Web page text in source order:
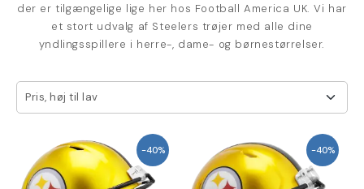
der er tilgængelige lige her hos Football America UK. Vi har
et stort udvalg af Steelers trøjer med alle dine
yndlingsspillere i herre-, dame- og børnestørrelser.
Pris, høj til lav
-40% -40%